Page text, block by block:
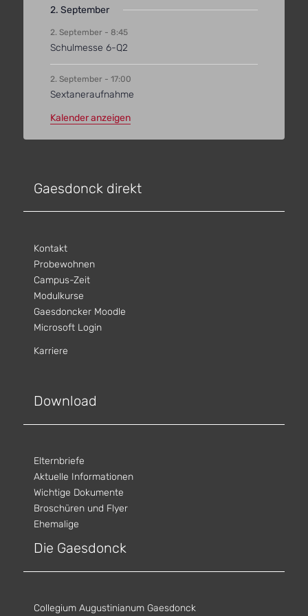
2. September
2. September - 8:45
Schulmesse 6-Q2
2. September - 17:00
Sextaneraufnahme
Kalender anzeigen
Gaesdonck direkt
Kontakt
Probewohnen
Campus-Zeit
Modulkurse
Gaesdoncker Moodle
Microsoft Login
Karriere
Download
Elternbriefe
Aktuelle Informationen
Wichtige Dokumente
Broschüren und Flyer
Ehemalige
Die Gaesdonck
Collegium Augustinianum Gaesdonck